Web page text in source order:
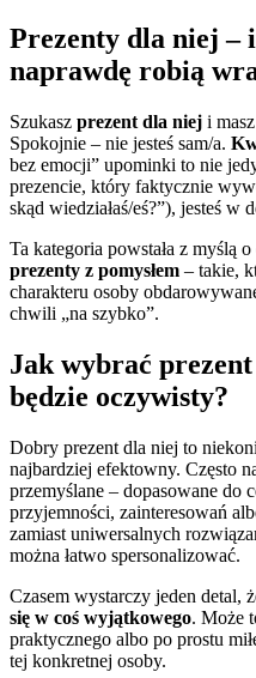
Prezenty dla niej –
naprawdę robią
Szukasz prezent dla niej i
Spokojnie – nie jesteś sam/a.
bez emocji” upominki to nie
prezencie, który faktycznie
skąd wiedziałaś/eś?”), jesteś w
Ta kategoria powstała z myślą
prezenty z pomysłem – takie,
charakteru osoby
chwili „na szybko”.
Jak wybrać
będzie oczywisty?
Dobry prezent dla niej to
najbardziej efektowny. Często
przemyślane – dopasowane do
przyjemności, zainteresowań
zamiast uniwersalnych
można łatwo spersonalizować.
Czasem wystarczy jeden detal,
się w coś wyjątkowego. Może
praktycznego albo po prostu
tej konkretnej osoby.